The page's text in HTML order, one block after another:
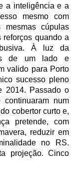
a inteligência e a
mesmo com
mesmas cúpulas
reforços quando a
À luz da
de um lado e
valido para Porto
sucesso pleno
2014. Passado o
num
cobertor curto e,
pretende, com
reduzir em
no RS.
projeção. Cinco